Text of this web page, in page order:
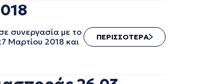
συνεργασία με το
Μαρτίου 2018 και
ΠΕΡΙΣΣΟΤΕΡΑ